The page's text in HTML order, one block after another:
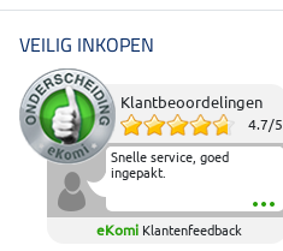
VEILIG INKOPEN
Klantbeoordelingen
4.7/5
Snelle service, goed
ingepakt.
eKomi Klantenfeedback